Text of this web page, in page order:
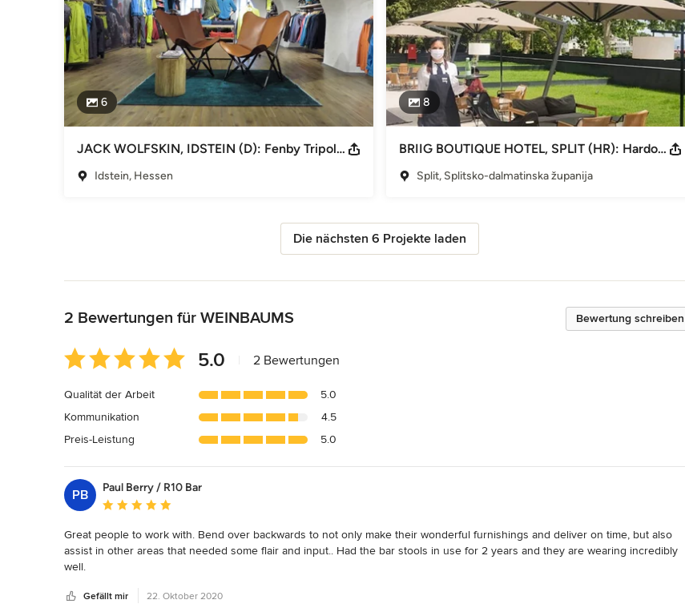
6
JACK WOLFSKIN, IDSTEIN (D): Fenby Tripolina Chairs
Idstein, Hessen
8
BRIIG BOUTIQUE HOTEL, SPLIT (HR): Hardoy Butterfly Chair
Split, Splitsko-dalmatinska županija
Die nächsten 6 Projekte laden
Bewertung schreiben
2 Bewertungen für WEINBAUMS
Durchschnittliche
Bewertung:
von
5
Sternen
5.0 2 Bewertungen
Qualität der Arbeit
5.0
Kommunikation
4.5
Preis-Leistung
5.0
PB
Paul Berry / R10 Bar
Durchschnittliche Bewertung: 5 von 5 Sternen
Great people to work with. Bend over backwards to not only make their wonderful furnishings and deliver on time, but also
assist in other areas that needed some flair and input.. Had the bar stools in use for 2 years and they are wearing incredibly
well.
Highly recommend the Weinbaums Team.
Gefällt mir 22. Oktober 2020